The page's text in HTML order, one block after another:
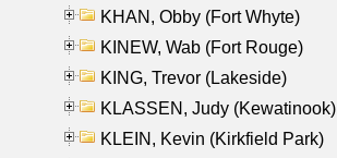
KHAN, Obby (Fort Whyte)
KINEW, Wab (Fort Rouge)
KING, Trevor (Lakeside)
KLASSEN, Judy (Kewatinook)
KLEIN, Kevin (Kirkfield Park)